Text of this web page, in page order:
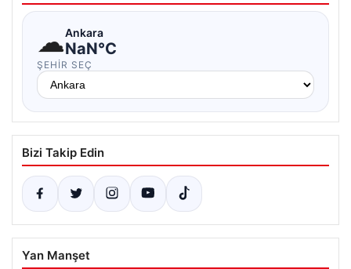
☁Ankara
NaN°C
ŞEHIR SEÇ
Bizi Takip Edin
Yan Manşet